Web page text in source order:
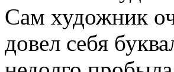
Сам художник
довел себя